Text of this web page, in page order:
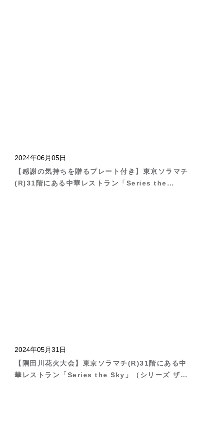
2024年06月05日
【感謝の気持ちを贈るプレート付き】東京ソラマチ
(R)31階にある中華レストラン「Series the
2024年05月31日
【隅田川花火大会】東京ソラマチ(R)31階にある中
華レストラン「Series the Sky」（シリーズ ザ